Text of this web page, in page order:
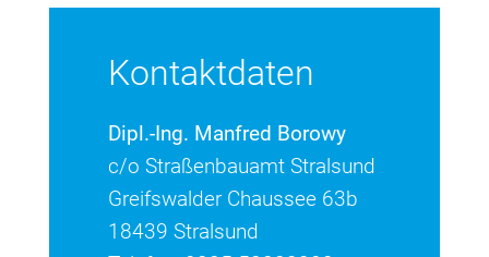
Kontaktdaten
Dipl.-Ing. Manfred Borowy
c/o Straßenbauamt Stralsund
Greifswalder Chaussee 63b
18439 Stralsund